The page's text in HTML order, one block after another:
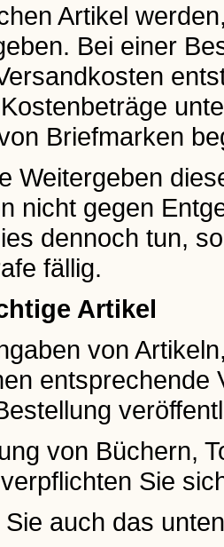
Artikel
Bei einer
Briefmarken
Weitergeben
nicht gegen
dennoch tun,
fällig.
Artikel
von
entsprechende
von Büchern,
Sie
Sie auch das